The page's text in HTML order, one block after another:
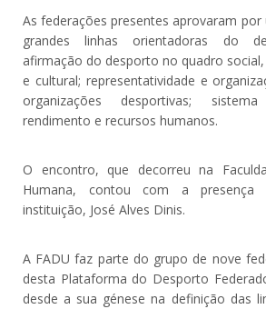
As federações presentes aprovaram por
grandes linhas orientadoras do
afirmação do desporto no quadro
e cultural; representatividade e
organizações desportivas;
rendimento e recursos humanos.
O encontro, que decorreu na
Humana, contou com a presença
instituição, José Alves Dinis.
A FADU faz parte do grupo de nove
desta Plataforma do Desporto
desde a sua génese na definição das